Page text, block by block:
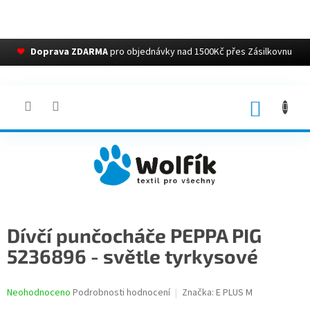
❤ Doprava ZDARMApro objednávky nad 1500Kč přes Zásilkovnu
Dívčí punčocháče PEPPA PIG
5236896 - světle tyrkysové
Průměrné
Neohodnoceno Podrobnosti hodnocení Značka: E PLUS M